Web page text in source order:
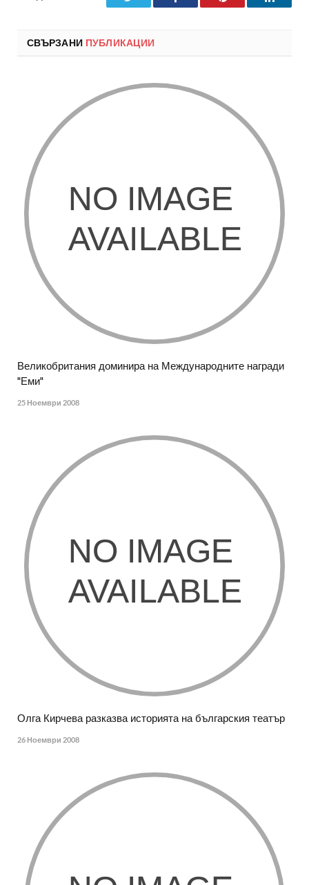
СВЪРЗАНИ ПУБЛИКАЦИИ
Великобритания доминира на Международните награди
"Еми"
25 Ноември 2008
Олга Кирчева разказва историята на българския театър
26 Ноември 2008